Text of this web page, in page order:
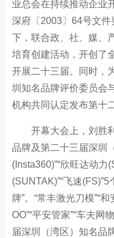
业总会在持续推动企业
深府〔2003〕64号文
下，联合政、社、媒、
培育创建活动，开创了
开展二十三届。同时，
圳知名品牌评价委员会
机构共同认定发布第十
开幕大会上，刘胜利
品牌及第二十三届深圳
(Insta360)”“欣旺达动力
(SUNTAK)”“飞速
牌”。“常丰激光刀模”“和
OO”“平安管家”“车夫网
届深圳（湾区）知名品